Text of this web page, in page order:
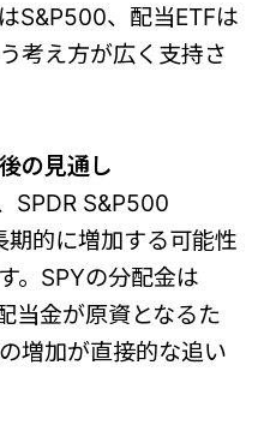
S&P500、配当ETFは
考え方が広く支持さ
の見通し
SPDR S&P500
期的に増加する可能性
。SPYの分配金は
当金が原資となるた
増加が直接的な追い